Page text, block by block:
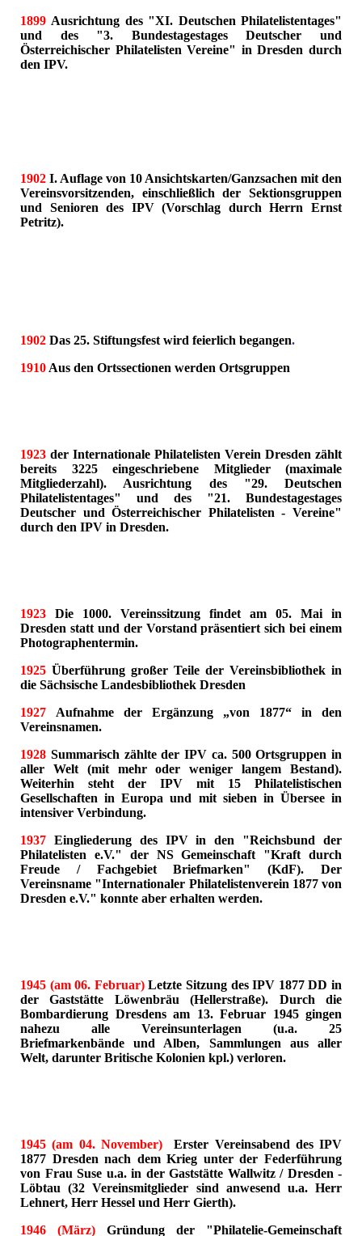
1899 Ausrichtung des "XI. Deutschen Philatelistentages"
und des "3. Bundestagestages Deutscher und
Österreichischer Philatelisten Vereine" in Dresden durch
den IPV.
1902 I. Auflage von 10 Ansichtskarten/Ganzsachen mit den
Vereinsvorsitzenden, einschließlich der Sektionsgruppen
und Senioren des IPV (Vorschlag durch Herrn Ernst
Petritz).
1902 Das 25. Stiftungsfest wird feierlich begangen.
1910 Aus den Ortssectionen werden Ortsgruppen
1923 der Internationale Philatelisten Verein Dresden zählt
bereits 3225 eingeschriebene Mitglieder (maximale
Mitgliederzahl). Ausrichtung des "29. Deutschen
Philatelistentages" und des "21. Bundestagestages
Deutscher und Österreichischer Philatelisten - Vereine"
durch den IPV in Dresden.
1923
Die 1000. Vereinssitzung findet am 05. Mai in
Dresden statt und der Vorstand präsentiert sich bei einem
Photographentermin.
1925 Überführung großer Teile der Vereinsbibliothek in
die Sächsische Landesbibliothek Dresden
1927
Aufnahme der Ergänzung „von 1877“ in den
Vereinsnamen.
1928 Summarisch zählte der IPV ca. 500 Ortsgruppen in
aller Welt (mit mehr oder weniger langem Bestand).
Weiterhin steht der IPV mit 15 Philatelistischen
Gesellschaften in Europa und mit sieben in Übersee in
intensiver Verbindung.
1937 Eingliederung des IPV in den "Reichsbund der
Philatelisten e.V." der NS Gemeinschaft "Kraft durch
Freude / Fachgebiet Briefmarken" (KdF). Der
Vereinsname "Internationaler Philatelistenverein 1877 von
Dresden e.V." konnte aber erhalten werden.
1945 (am 06. Februar) Letzte Sitzung des IPV 1877 DD in
der Gaststätte Löwenbräu (Hellerstraße). Durch die
Bombardierung Dresdens am 13. Februar 1945 gingen
nahezu alle Vereinsunterlagen (u.a. 25
Briefmarkenbände und Alben, Sammlungen aus aller
Welt, darunter Britische Kolonien kpl.) verloren.
1945 (am 04. November)
Erster Vereinsabend des IPV
1877 Dresden nach dem Krieg unter der Federführung
von Frau Suse u.a. in der Gaststätte Wallwitz / Dresden -
Löbtau (32 Vereinsmitglieder sind anwesend u.a. Herr
Lehnert, Herr Hessel und Herr Gierth).
1946 (März)
Gründung der "Philatelie-Gemeinschaft